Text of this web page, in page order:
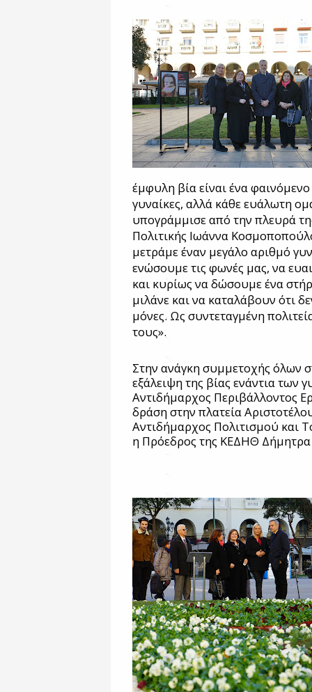
έμφυλη βία είναι ένα
γυναίκες, αλλά κάθε ευάλωτη
υπογράμμισε από την πλευρά
Πολιτικής Ιωάννα
μετράμε έναν μεγάλο αριθμό
ενώσουμε τις φωνές μας, να
και κυρίως να δώσουμε ένα
μιλάνε και να καταλάβουν ότι
μόνες. Ως συντεταγμένη
τους».
Στην ανάγκη συμμετοχής όλων
εξάλειψη της βίας ενάντια των
Αντιδήμαρχος Περιβάλλοντος
δράση στην πλατεία
Αντιδήμαρχος Πολιτισμού και
η Πρόεδρος της ΚΕΔΗΘ Δήμητρα